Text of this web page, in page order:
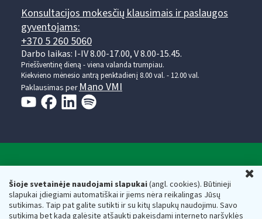
Šioje svetainėje naudojami slapukai(angl. cookies). Būtinieji
slapukai įdiegiami automatiškai ir jiems nėra reikalingas Jūsų
sutikimas. Taip pat galite sutikti ir su kitų slapukų naudojimu. Savo
sutikimą bet kada galėsite atšaukti pakeisdami interneto naršyklės
Konsultacijos mokesčių klausimais ir paslaugos
gyventojams:
+370 5 260 5060
Darbo laikas: I-IV 8.00-17.00, V 8.00-15.45.
Prieššventinę dieną - viena valanda trumpiau.
Kiekvieno mėnesio antrą penktadienį 8.00 val. - 12.00 val.
Paklausimas per Mano VMI
Respublikos finansų ministerijos
Biudžetinė įstaiga. Juridinio asmens kodas — 188659752,
adresas: Vasario 16-osios g. 14, 01107 Vilnius, Lietuva, el.paštas: